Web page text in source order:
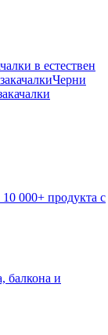
в естествен
Черни
000+ продукта с
балкона и